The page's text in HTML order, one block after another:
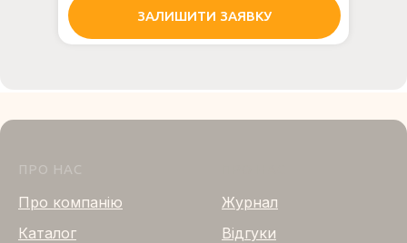
ЗАЛИШИТИ ЗАЯВКУ
ПРО НАС
Про компанію
Каталог
Журнал
Відгуки